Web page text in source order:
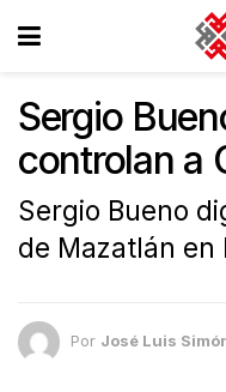
Sergio
controlan a
Sergio Bueno
de Mazatlán en
Por José Luis